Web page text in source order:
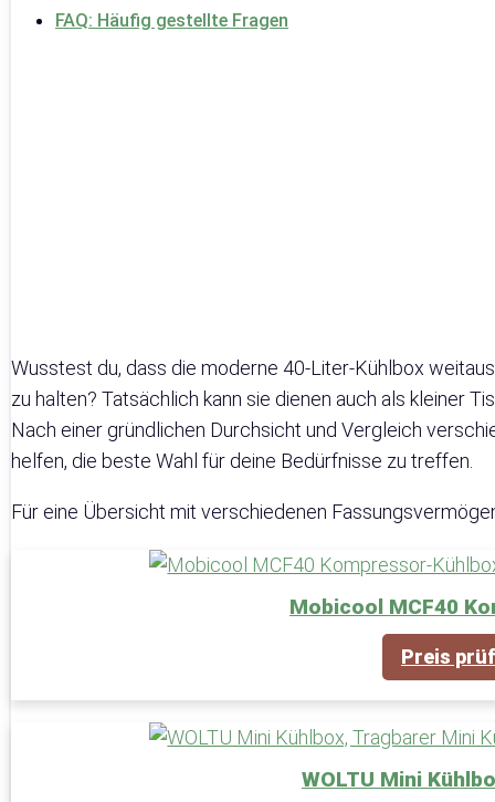
FAQ: Häufig gestellte Fragen
Wusstest du, dass die moderne 40-Liter-Kühlbox
zu halten? Tatsächlich kann sie dienen auch als kleiner
Nach einer gründlichen Durchsicht und Vergleich
helfen, die beste Wahl für deine Bedürfnisse zu treffen.
Für eine Übersicht mit verschiedenen
Mobicool MCF40
Preis
WOLTU Mini